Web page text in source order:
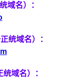
域名）：
统域名）：
域名）：